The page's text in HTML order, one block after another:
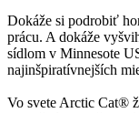
Dokáže si podrobiť
prácu. A dokáže
sídlom v Minnesote
najinšpiratívnejších
Vo svete Arctic Cat®